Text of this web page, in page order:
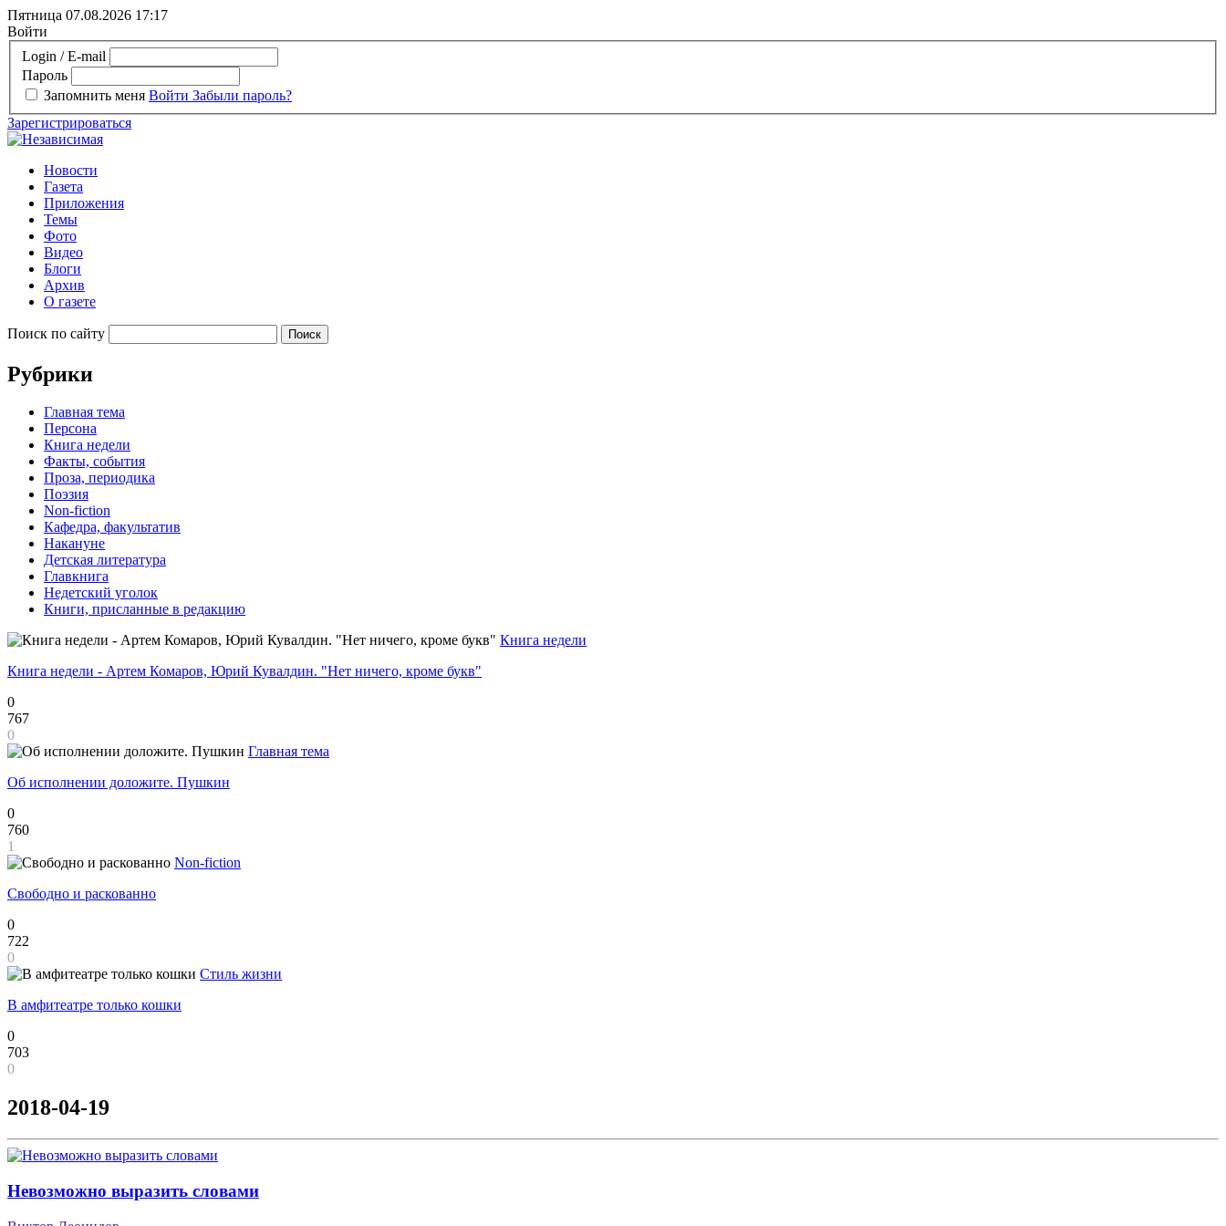
Пятница 07.08.2026 17:17
Войти
Login / E-mail
Пароль
Запомнить меня Войти Забыли пароль?
Зарегистрироваться
Новости
Газета
Приложения
Темы
Фото
Видео
Блоги
Архив
О газете
Поиск по сайту
Рубрики
Главная тема
Персона
Книга недели
Факты, события
Проза, периодика
Поэзия
Non-fiction
Кафедра, факультатив
Накануне
Детская литература
Главкнига
Недетский уголок
Книги, присланные в редакцию
Книга недели
Книга недели - Артем Комаров, Юрий Кувалдин. "Нет ничего, кроме букв"
0
767
0
Главная тема
Об исполнении доложите. Пушкин
0
760
1
Non-fiction
Свободно и раскованно
0
722
0
Стиль жизни
В амфитеатре только кошки
0
703
0
2018-04-19
Невозможно выразить словами